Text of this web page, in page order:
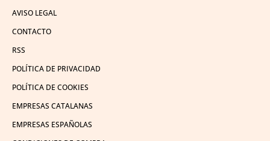
AVISO LEGAL
CONTACTO
RSS
POLÍTICA DE PRIVACIDAD
POLÍTICA DE COOKIES
EMPRESAS CATALANAS
EMPRESAS ESPAÑOLAS